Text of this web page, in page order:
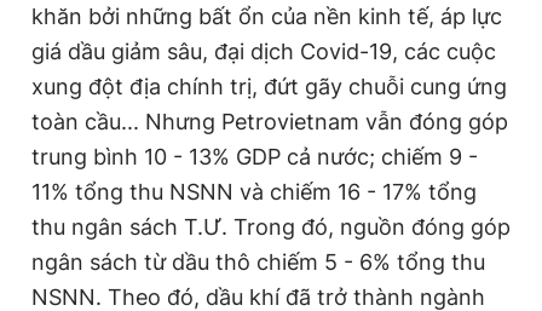
khăn bởi những bất ổn của nền kinh tế, áp lực
giá dầu giảm sâu, đại dịch Covid-19, các cuộc
xung đột địa chính trị, đứt gãy chuỗi cung ứng
toàn cầu... Nhưng Petrovietnam vẫn đóng góp
trung bình 10 - 13% GDP cả nước; chiếm 9 -
11% tổng thu NSNN và chiếm 16 - 17% tổng
thu ngân sách T.Ư. Trong đó, nguồn đóng góp
ngân sách từ dầu thô chiếm 5 - 6% tổng thu
NSNN. Theo đó, dầu khí đã trở thành ngành